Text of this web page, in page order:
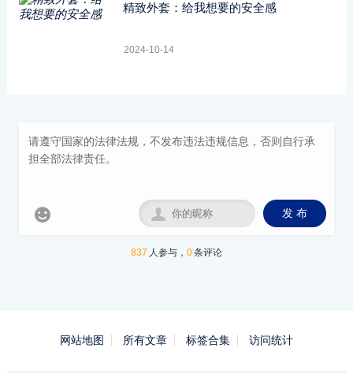
精致外套：给我想要的安全感
2024-10-14
 发 布

837 人参与， 0条评论
网站地图 所有文章 标签合集 访问统计